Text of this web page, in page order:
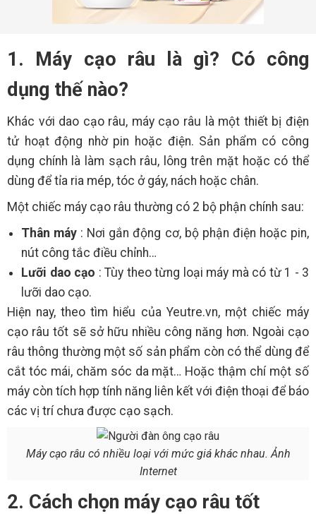
1. Máy cạo râu là gì? Có công
dụng thế nào?
Khác với dao cạo râu, máy cạo râu là một thiết bị điện
tử hoạt động nhờ pin hoặc điện. Sản phẩm có công
dụng chính là làm sạch râu, lông trên mặt hoặc có thể
dùng để tỉa ria mép, tóc ở gáy, nách hoặc chân.
Một chiếc máy cạo râu thường có 2 bộ phận chính sau:
Thân máy : Nơi gắn động cơ, bộ phận điện hoặc pin,
nút công tắc điều chỉnh…
Lưỡi dao cạo : Tùy theo từng loại máy mà có từ 1 - 3
lưỡi dao cạo.
Hiện nay, theo tìm hiểu của Yeutre.vn, một chiếc máy
cạo râu tốt sẽ sở hữu nhiều công năng hơn. Ngoài cạo
râu thông thường một số sản phẩm còn có thể dùng để
cắt tóc mái, chăm sóc da mặt… Hoặc thậm chí một số
máy còn tích hợp tính năng liên kết với điện thoại để báo
các vị trí chưa được cạo sạch.
Máy cạo râu có nhiều loại với mức giá khác nhau. Ảnh
Internet
2. Cách chọn máy cạo râu tốt